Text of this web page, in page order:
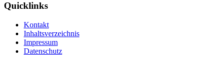
Quicklinks
Kontakt
Inhaltsverzeichnis
Impressum
Datenschutz